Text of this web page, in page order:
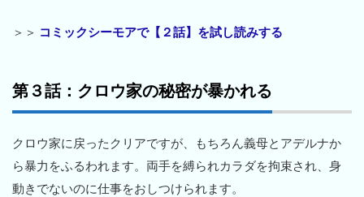
＞＞ コミックシーモアで【２話】を試し読みする
第３話：クロウ家の秘密が暴かれる
クロウ家に戻ったクリアですが、もちろん義母とアデルナか
ら暴力をふるわれます。両手を縛られカラダを拘束され、身
動きでないのに仕事をおしつけられます。